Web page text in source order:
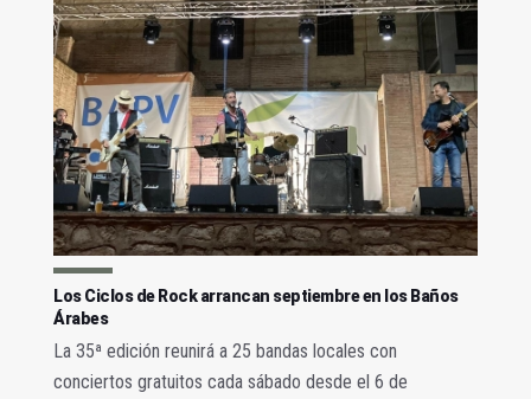
Los Ciclos de Rock arrancan septiembre en los Baños
Árabes
La 35ª edición reunirá a 25 bandas locales con
conciertos gratuitos cada sábado desde el 6 de